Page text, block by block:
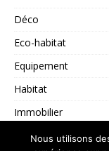
Déco
Eco-habitat
Equipement
Habitat
Immobilier
Non classé
Nous utilisons